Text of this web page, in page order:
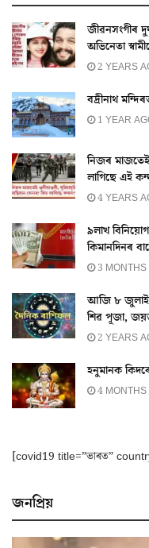
জীৱনসংগীৰ
অভিনেতা
2 YEARS
বদ্ৰীনাথ
1 YEAR
নিজৰ মাজতেই
লাগিছে এই
4 YEARS
৯লাখ
কিমানদিনৰ
3 MONTHS
আজি ৮
শিৱ পূজা,
2 YEARS
হনুমানক
4 MONTHS
[covid19 title=”ভাৰত”
জনপ্ৰিয়